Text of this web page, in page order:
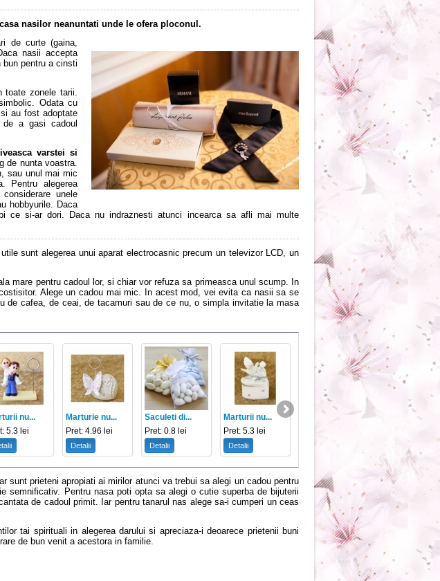
nasilor neanuntati unde le ofera ploconul.
de curte (gaina,
nasii accepta
pentru a cinsti
toate zonele tarii.
Odata cu
au fost adoptate
a gasi cadoul
varstei si
de nunta voastra.
sau unul mai mic
Pentru alegerea
unele
hobbyurile. Daca
ce si-ar dori. Daca nu indraznesti atunci incearca sa afli mai multe
sunt alegerea unui aparat electrocasnic precum un televizor LCD, un
mare pentru cadoul lor, si chiar vor refuza sa primeasca unul scump. In
Alege un cadou mai mic. In acest mod, vei evita ca nasii sa se
de cafea, de ceai, de tacamuri sau de ce nu, o simpla invitatie la masa
nu...
5.3 lei
Marturie nu...
Pret: 4.96 lei
Detalii
Saculeti di...
Pret: 0.8 lei
Detalii
Marturii nu...
Pret: 5.3 lei
Detalii
Marturie Le...
Cutie martu...
sunt prieteni apropiati ai mirilor atunci va trebui sa alegi un cadou pentru
semnificativ. Pentru nasa poti opta sa alegi o cutie superba de bijuterii
de cadoul primit. Iar pentru tanarul nas alege sa-i cumperi un ceas
tai spirituali in alegerea darului si apreciaza-i deoarece prietenii buni
de bun venit a acestora in familie.